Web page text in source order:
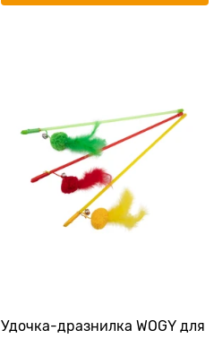
Удочка-дразнилка WOGY для